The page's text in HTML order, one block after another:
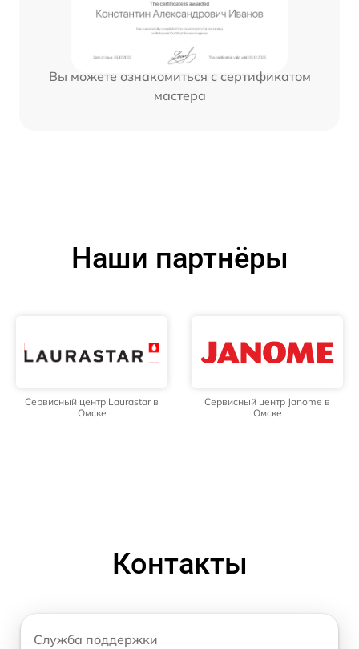
Вы можете ознакомиться с сертификатом
мастера
Наши партнёры
Сервисный центр Laurastar в
Омске
Сервисный центр Janome в
Омске
Контакты
Служба поддержки